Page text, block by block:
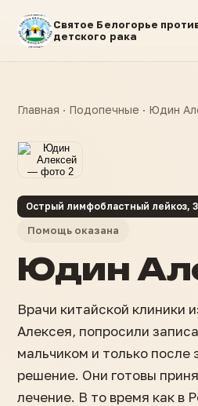
Святое Белогорье
детского рака
Главная · Подопечные · Юдин
Острый лимфобластный лейкоз,
Помощь оказана
Юдин
Врачи китайской клиники
Алексея, попросили
мальчиком и только после
решение. Они готовы
лечение. В то время как в